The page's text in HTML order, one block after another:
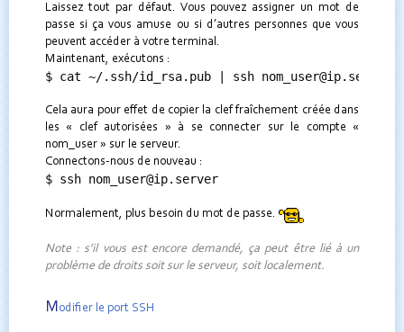
Laissez tout par défaut. Vous pouvez assigner un mot de
passe si ça vous amuse ou si d’autres personnes que vous
peuvent accéder à votre terminal.
Maintenant, exécutons :
$ cat ~/.ssh/id_rsa.pub | ssh
Cela aura pour effet de copier la clef fraîchement créée dans
les « clef autorisées » à se connecter sur le compte «
nom_user » sur le serveur.
Connectons-nous de nouveau :
$ ssh nom_user@ip.server
Normalement, plus besoin du mot de passe.
Note : s’il vous est encore demandé, ça peut être lié à un
problème de droits soit sur le serveur, soit localement.
M odifier le port SSH